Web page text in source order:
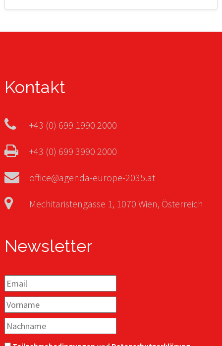
Kontakt
+43 (0) 699 1990 2000
+43 (0) 699 3990 2000
office@agenda-europe-2035.at
Mechitaristengasse 1, 1070 Wien, Österreich
Newsletter